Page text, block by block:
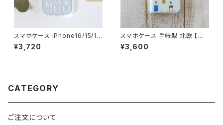
スマホケース iPhone16/15/1
3/SE3 北欧 クッションバンパー
透明 クリアケース 手描き イラ
¥3,720
スマホケース 手帳型 北欧 【ボト
ルとバスケット】手描き風 iPhon
e17/16/15/SE3/Android カー
¥3,600
CATEGORY
ご注文について